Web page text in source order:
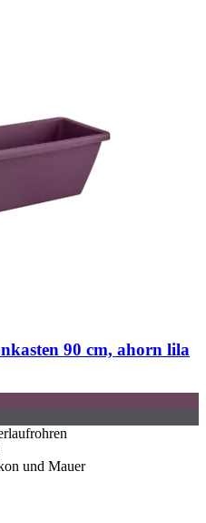
90 cm, ahorn lila
und Mauer